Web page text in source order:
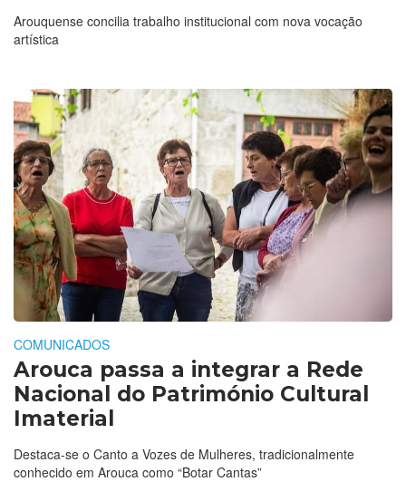
Arouquense concilia trabalho institucional com nova vocação
artística
COMUNICADOS
Arouca passa a integrar a Rede
Nacional do Património Cultural
Imaterial
Destaca-se o Canto a Vozes de Mulheres, tradicionalmente
conhecido em Arouca como “Botar Cantas”